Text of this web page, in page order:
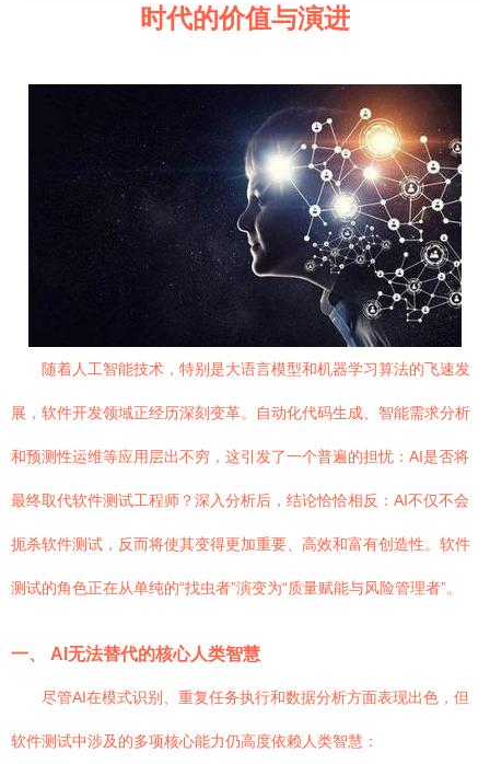
时代的价值与演进
随着人工智能技术，特别是大语言模型和机器学习算法的飞速发
展，软件开发领域正经历深刻变革。自动化代码生成、智能需求分析
和预测性运维等应用层出不穷，这引发了一个普遍的担忧：AI是否将
最终取代软件测试工程师？深入分析后，结论恰恰相反：AI不仅不会
扼杀软件测试，反而将使其变得更加重要、高效和富有创造性。软件
测试的角色正在从单纯的“找虫者”演变为“质量赋能与风险管理者”。
一、 AI无法替代的核心人类智慧
尽管AI在模式识别、重复任务执行和数据分析方面表现出色，但
软件测试中涉及的多项核心能力仍高度依赖人类智慧：